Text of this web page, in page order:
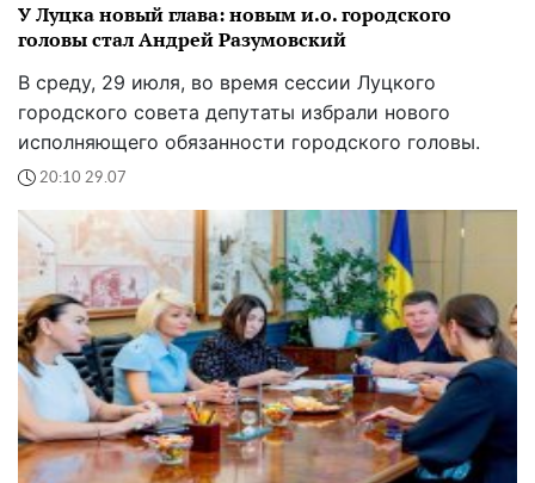
У Луцка новый глава: новым и.о. городского
головы стал Андрей Разумовский
В среду, 29 июля, во время сессии Луцкого
городского совета депутаты избрали нового
исполняющего обязанности городского головы.
20:10 29.07